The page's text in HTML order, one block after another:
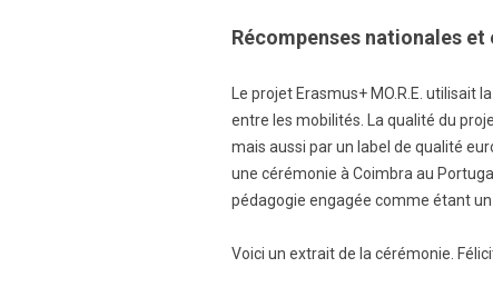
Récompenses nationales et
Le projet Erasmus+ MO.R.E.
entre les mobilités. La qualité du
mais aussi par un label de qualité
une cérémonie à Coimbra au
pédagogie engagée comme étant
Voici un extrait de la cérémonie.